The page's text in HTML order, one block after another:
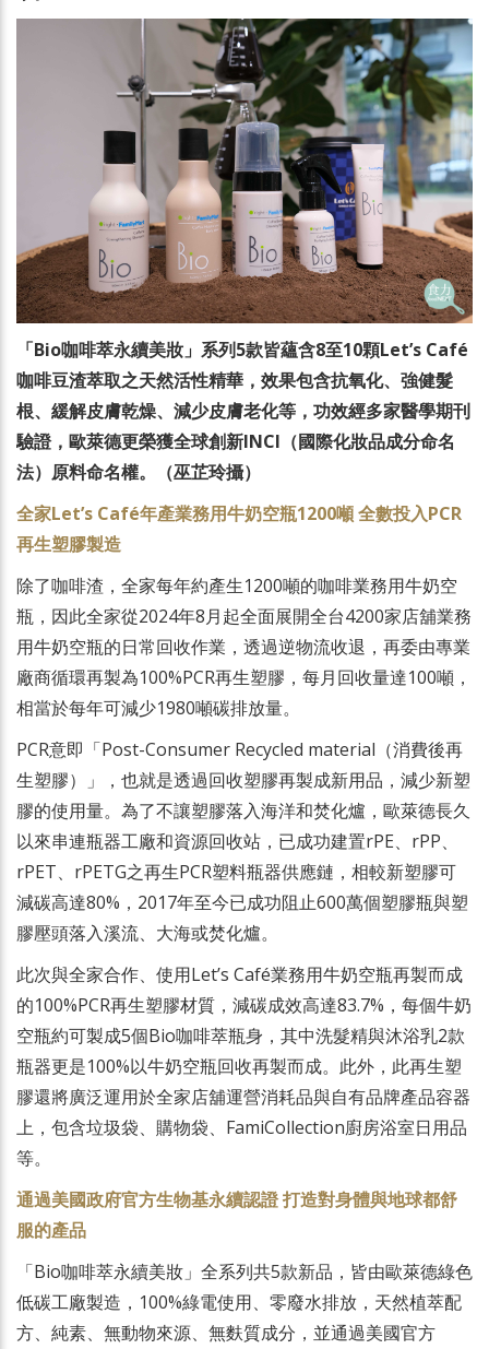
「Bio咖啡萃永續美妝」系列5款皆蘊含8至10顆Let’s Café
咖啡豆渣萃取之天然活性精華，效果包含抗氧化、強健髮
根、緩解皮膚乾燥、減少皮膚老化等，功效經多家醫學期刊
驗證，歐萊德更榮獲全球創新INCI（國際化妝品成分命名
法）原料命名權。（巫芷玲攝）
全家Let’s Café年產業務用牛奶空瓶1200噸 全數投入PCR
再生塑膠製造
除了咖啡渣，全家每年約產生1200噸的咖啡業務用牛奶空
瓶，因此全家從2024年8月起全面展開全台4200家店舖業務
用牛奶空瓶的日常回收作業，透過逆物流收退，再委由專業
廠商循環再製為100%PCR再生塑膠，每月回收量達100噸，
相當於每年可減少1980噸碳排放量。
PCR意即「Post-Consumer Recycled material（消費後再
生塑膠）」，也就是透過回收塑膠再製成新用品，減少新塑
膠的使用量。為了不讓塑膠落入海洋和焚化爐，歐萊德長久
以來串連瓶器工廠和資源回收站，已成功建置rPE、rPP、
rPET、rPETG之再生PCR塑料瓶器供應鏈，相較新塑膠可
減碳高達80%，2017年至今已成功阻止600萬個塑膠瓶與塑
膠壓頭落入溪流、大海或焚化爐。
此次與全家合作、使用Let’s Café業務用牛奶空瓶再製而成
的100%PCR再生塑膠材質，減碳成效高達83.7%，每個牛奶
空瓶約可製成5個Bio咖啡萃瓶身，其中洗髮精與沐浴乳2款
瓶器更是100%以牛奶空瓶回收再製而成。此外，此再生塑
膠還將廣泛運用於全家店舖運營消耗品與自有品牌產品容器
上，包含垃圾袋、購物袋、FamiCollection廚房浴室日用品
等。
通過美國政府官方生物基永續認證 打造對身體與地球都舒
服的產品
「Bio咖啡萃永續美妝」全系列共5款新品，皆由歐萊德綠色
低碳工廠製造，100%綠電使用、零廢水排放，天然植萃配
方、純素、無動物來源、無麩質成分，並通過美國官方